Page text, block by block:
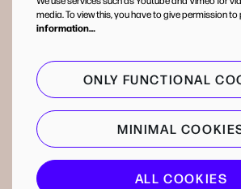
media. To view this, you have to give permission
information…
ONLY FUNCTIONAL
MINIMAL
ALL COOKIES